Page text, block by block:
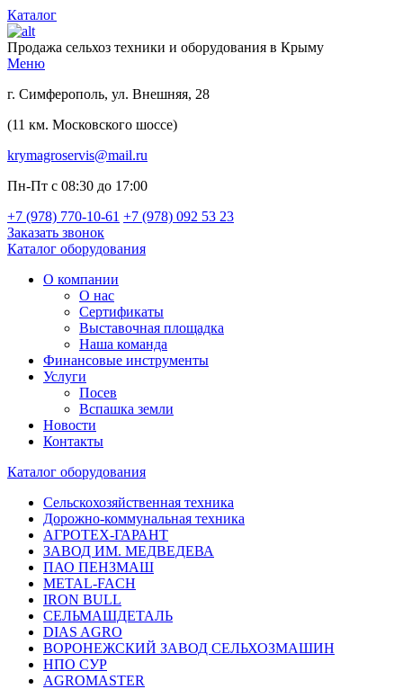
Каталог
Продажа сельхоз техники и оборудования в Крыму
Меню
г. Симферополь, ул. Внешняя, 28
(11 км. Московского шоссе)
krymagroservis@mail.ru
Пн-Пт с 08:30 до 17:00
+7 (978) 770-10-61 +7 (978) 092 53 23
Заказать звонок
Каталог оборудования
О компании
О нас
Сертификаты
Выставочная площадка
Наша команда
Финансовые инструменты
Услуги
Посев
Вспашка земли
Новости
Контакты
Каталог оборудования
Сельскохозяйственная техника
Дорожно-коммунальная техника
АГРОТЕХ-ГАРАНТ
ЗАВОД ИМ. МЕДВЕДЕВА
ПАО ПЕНЗМАШ
METAL-FACH
IRON BULL
СЕЛЬМАШДЕТАЛЬ
DIAS AGRO
ВОРОНЕЖСКИЙ ЗАВОД СЕЛЬХОЗМАШИН
НПО СУР
AGROMASTER